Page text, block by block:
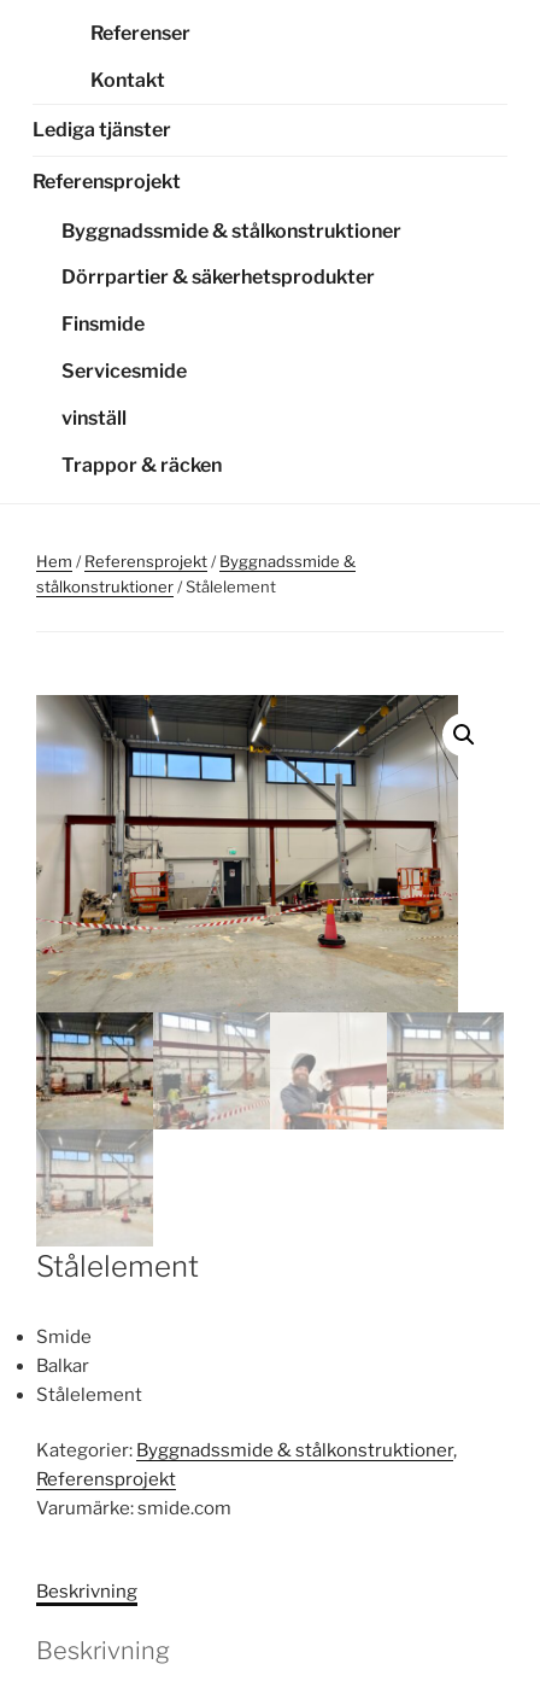
Referenser
Kontakt
Lediga tjänster
Referensprojekt
Byggnadssmide & stålkonstruktioner
Dörrpartier & säkerhetsprodukter
Finsmide
Servicesmide
vinställ
Trappor & räcken
Hem /Referensprojekt/Byggnadssmide &
stålkonstruktioner/ Stålelement
Stålelement
Smide
Balkar
Stålelement
Kategorier: Byggnadssmide & stålkonstruktioner,
Referensprojekt
Varumärke:smide.com
Beskrivning
Beskrivning